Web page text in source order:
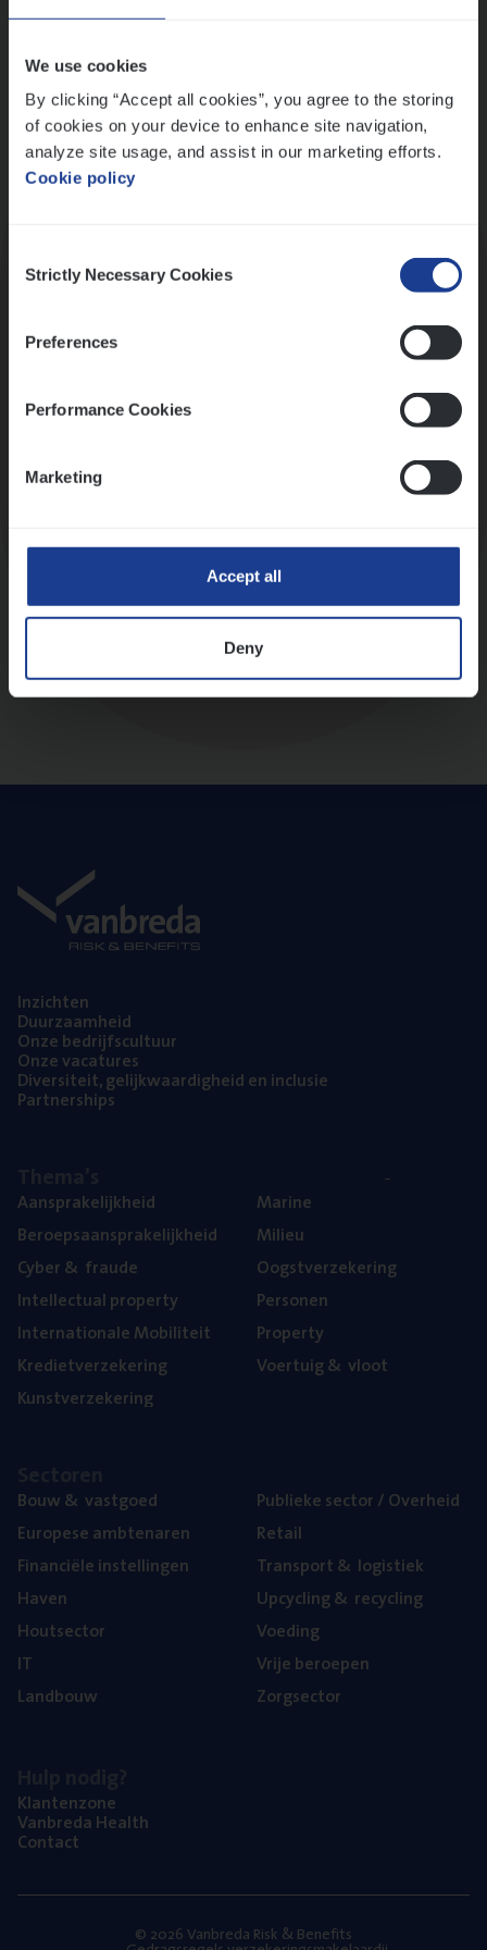
We use cookies
By clicking “Accept all cookies”, you agree to the storing
of cookies on your device to enhance site navigation,
analyze site usage, and assist in our marketing efforts.
Cookie policy
Selection
Strictly Necessary Cookies
Preferences
Performance Cookies
Marketing
Accept all
Deny
Inzich­ten
Duur­zaam­heid
Onze bedrijfs­cul­tuur
Onze vaca­tu­res
Diver­si­teit, gelijk­waar­dig­heid en inclusie
Part­ner­ships
Aan­spra­ke­lijk­heid
Beroeps­aan­spra­ke­lijk­heid
Cyber& fraude
Intel­lec­tu­al property
Inter­na­ti­o­na­le Mobiliteit
Kre­diet­ver­ze­ke­ring
Kunst­ver­ze­ke­ring
Mari­ne
Mili­eu
Oogst­ver­ze­ke­ring
Per­so­nen
Pro­per­ty
Voer­tuig& vloot
Bouw& vastgoed
Euro­pe­se ambtenaren
Finan­ci­ë­le instellingen
Haven
Hout­sec­tor
IT
Land­bouw
Publie­ke sec­tor / Overheid
Retail
Trans­port& logistiek
Upcy­cling& recycling
Voe­ding
Vrije beroe­pen
Zorg­sec­tor
Klan­ten­zo­ne
Van­b­re­da Health
Con­tact
© 2026 Vanbreda Risk & Benefits